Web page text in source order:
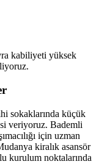
kabiliyeti yüksek
sokaklarında küçük
veriyoruz. Bademli
için uzman
kiralık asansör
kurulum noktalarında